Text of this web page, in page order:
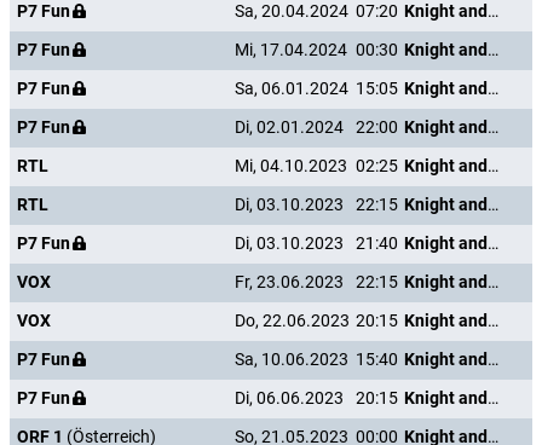
P7 Fun
Sa, 20.04.2024 07:20
Knight and Day
P7 Fun
Mi, 17.04.2024 00:30
Knight and Day
P7 Fun
Sa, 06.01.2024 15:05
Knight and Day
P7 Fun
Di, 02.01.2024 22:00
Knight and Day
RTL
Mi, 04.10.2023 02:25
Knight and Day
RTL
Di, 03.10.2023 22:15
Knight and Day
P7 Fun
Di, 03.10.2023 21:40
Knight and Day
VOX
Fr, 23.06.2023 22:15
Knight and Day
VOX
Do, 22.06.2023 20:15
Knight and Day
P7 Fun
Sa, 10.06.2023 15:40
Knight and Day
P7 Fun
Di, 06.06.2023 20:15
Knight and Day
ORF 1 (Österreich) So, 21.05.2023 00:00
Knight and Day